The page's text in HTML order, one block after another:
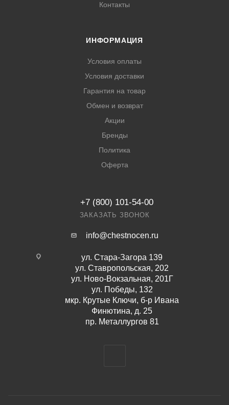
Контакты
ИНФОРМАЦИЯ
Условия оплаты
Условия доставки
Гарантия на товар
Обмен и возврат
Акции
Бренды
Политика
Оферта
+7 (800) 101-54-00
ЗАКАЗАТЬ ЗВОНОК
info@chestnocen.ru
ул. Стара-Загора 139
ул. Ставропольская, 202
ул. Ново-Вокзальная, 201Г
ул. Победы, 132
мкр. Крутые Ключи, б-р Ивана
Финютина, д. 25
пр. Металлургов 81